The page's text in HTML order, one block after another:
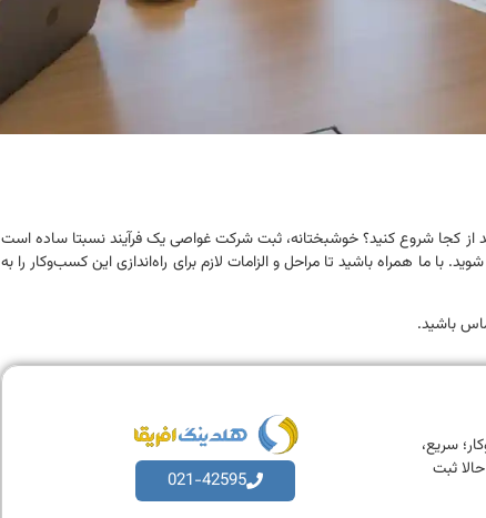
از کجا شروع کنید؟ خوشبختانه، ثبت شرکت غواصی یک فرآیند نسبتا ساده است
با ما همراه باشید تا مراحل و الزامات لازم برای راه‌اندازی این کسب‌وکار را به
باشید.
سریع،
ثبت
021-42595